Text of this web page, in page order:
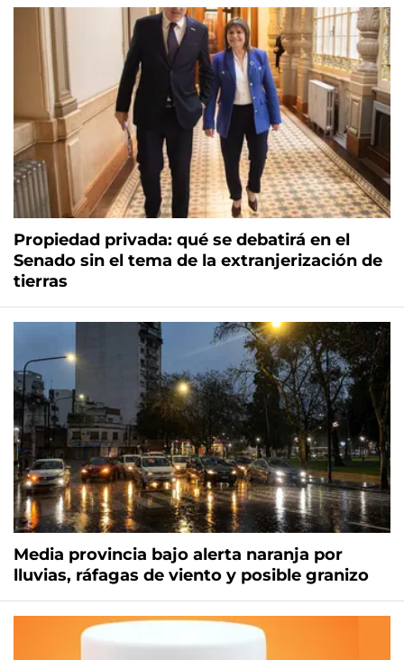
Propiedad privada: qué se debatirá en el
Senado sin el tema de la extranjerización de
tierras
Media provincia bajo alerta naranja por
lluvias, ráfagas de viento y posible granizo